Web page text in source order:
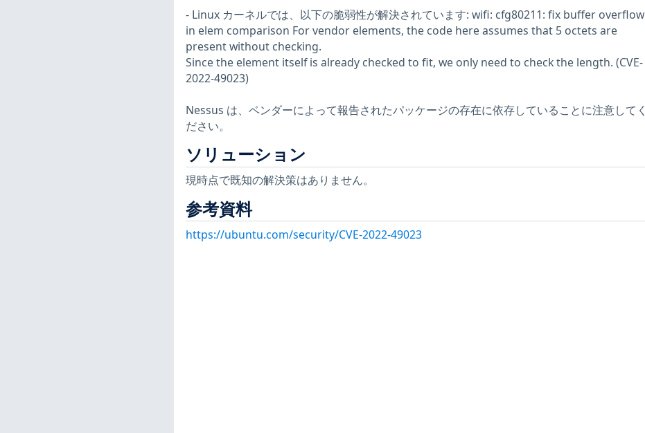
- Linux カーネルでは、以下の脆弱性が解決されています: wifi: cfg80211: fix buffer overflow
in elem comparison For vendor elements, the code here assumes that 5 octets are
present without checking.
Since the element itself is already checked to fit, we only need to check the length. (CVE-
2022-49023)
Nessus は、ベンダーによって報告されたパッケージの存在に依存していることに注意してく
ださい。
ソリューション
現時点で既知の解決策はありません。
参考資料
https://ubuntu.com/security/CVE-2022-49023